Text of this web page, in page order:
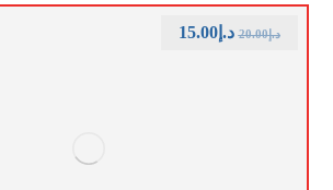
د.إ20.00 د.إ15.00